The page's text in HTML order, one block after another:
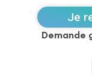
Je
Demande